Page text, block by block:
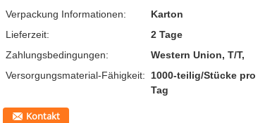
Verpackung Informationen:
Karton
Lieferzeit:
2 Tage
Zahlungsbedingungen:
Western Union, T/T,
Versorgungsmaterial-Fähigkeit:
1000-teilig/Stücke pro
Tag
Kontakt